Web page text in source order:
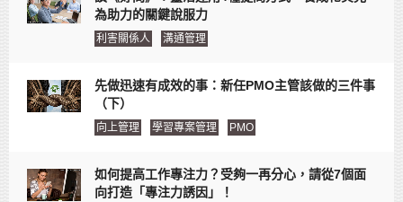
為助力的關鍵說服力
利害關係人 溝通管理
先做迅速有成效的事：新任PMO主管該做的三件事
（下）
向上管理 學習專案管理 PMO
如何提高工作專注力？受夠一再分心，請從7個面
向打造「專注力誘因」！